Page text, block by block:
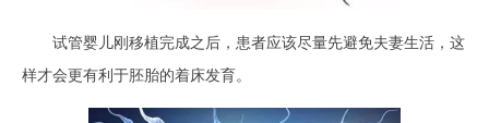
试管婴儿刚移植完成之后，患者应该尽量先避免夫妻生活，这
样才会更有利于胚胎的着床发育。